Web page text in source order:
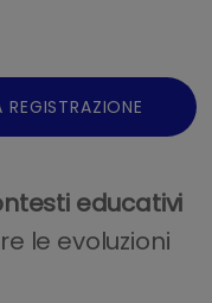
REGISTRAZIONE
educativi
le evoluzioni